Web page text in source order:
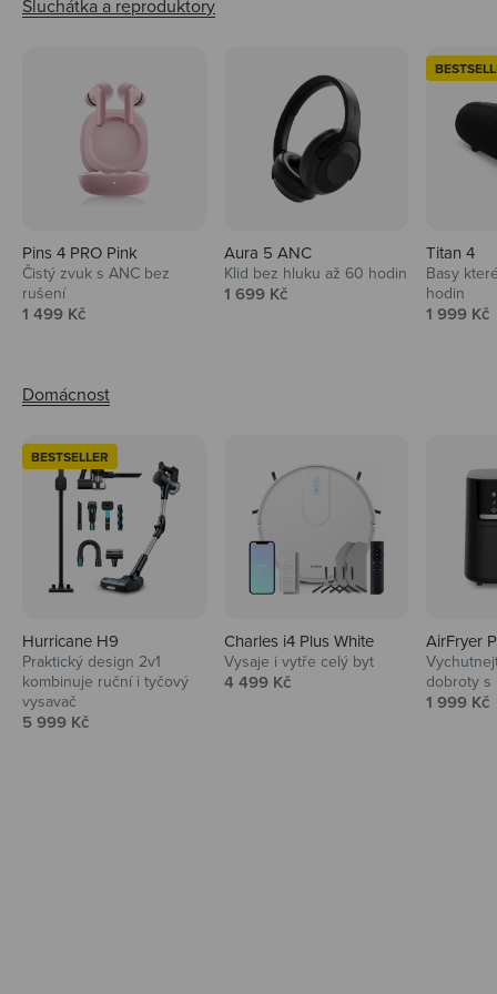
Pins 4 PRO Pink
Čistý zvuk s ANC bez
rušení
Prodejní cena
1 499 Kč
Aura 5 ANC
Klid bez hluku až 60 hodin
Prodejní cena
1 699 Kč
Titan 4
Basy
hodin
Prodejní
1 999 Kč
BESTSELLER
Hurricane H9
Praktický design 2v1
kombinuje ruční i tyčový
vysavač
Prodejní cena
5 999 Kč
Charles i4 Plus White
Vysaje i vytře celý byt
Prodejní cena
4 499 Kč
AirFryer
dobroty s
Prodejní
1 999 Kč
Audio
Niceboy sluchátka a repráky ti padnou
do noty.